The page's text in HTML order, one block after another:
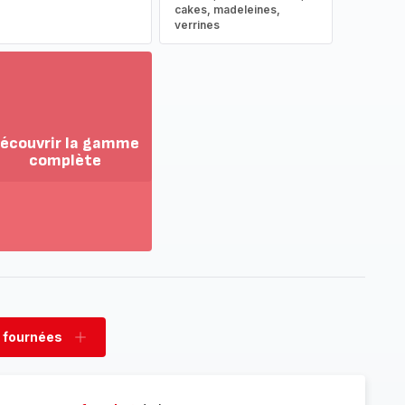
cakes, madeleines,
verrines
la gamme
complète
fournées
Ajouter